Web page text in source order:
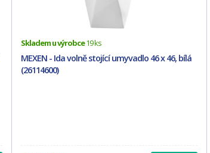
Skladem u výrobce19 ks
MEXEN - Ida volně stojící umyvadlo 46 x 46, bílá
(26114600)